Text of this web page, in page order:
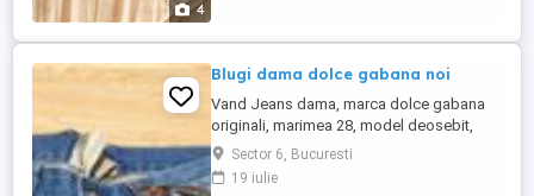
4
Blugi dama dolce gabana noi
Vand Jeans dama, marca dolce gabana
originali, marimea 28, model deosebit,
culoare albastra
Sector 6, Bucuresti
19 iulie